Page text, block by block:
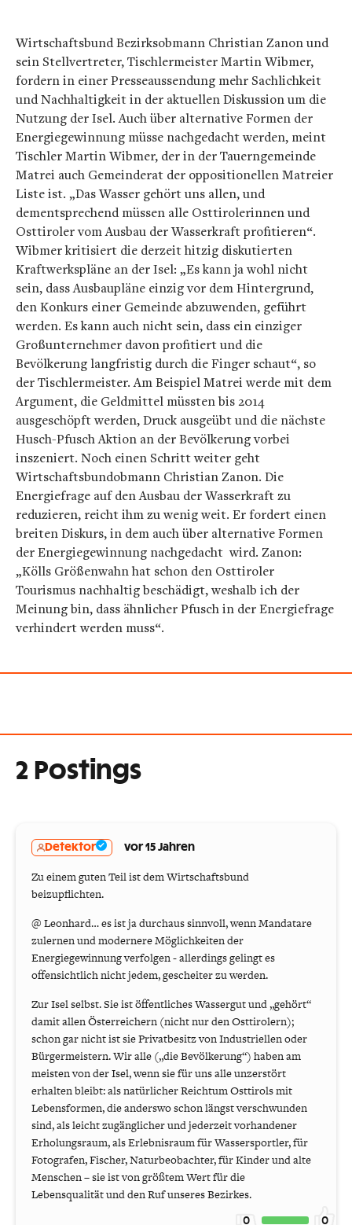
Wirtschaftsbund Bezirksobmann Christian Zanon und
sein Stellvertreter, Tischlermeister Martin Wibmer,
fordern in einer Presseaussendung mehr Sachlichkeit
und Nachhaltigkeit in der aktuellen Diskussion um die
Nutzung der Isel. Auch über alternative Formen der
Energiegewinnung müsse nachgedacht werden, meint
Tischler Martin Wibmer, der in der Tauerngemeinde
Matrei auch Gemeinderat der oppositionellen Matreier
Liste ist. „Das Wasser gehört uns allen, und
dementsprechend müssen alle Osttirolerinnen und
Osttiroler vom Ausbau der Wasserkraft profitieren“.
Wibmer kritisiert die derzeit hitzig diskutierten
Kraftwerkspläne an der Isel: „Es kann ja wohl nicht
sein, dass Ausbaupläne einzig vor dem Hintergrund,
den Konkurs einer Gemeinde abzuwenden, geführt
werden. Es kann auch nicht sein, dass ein einziger
Großunternehmer davon profitiert und die
Bevölkerung langfristig durch die Finger schaut“, so
der Tischlermeister. Am Beispiel Matrei werde mit dem
Argument, die Geldmittel müssten bis 2014
ausgeschöpft werden, Druck ausgeübt und die nächste
Husch-Pfusch Aktion an der Bevölkerung vorbei
inszeniert. Noch einen Schritt weiter geht
Wirtschaftsbundobmann Christian Zanon. Die
Energiefrage auf den Ausbau der Wasserkraft zu
reduzieren, reicht ihm zu wenig weit. Er fordert einen
breiten Diskurs, in dem auch über alternative Formen
der Energiegewinnung nachgedacht wird. Zanon:
„Kölls Größenwahn hat schon den Osttiroler
Tourismus nachhaltig beschädigt, weshalb ich der
Meinung bin, dass ähnlicher Pfusch in der Energiefrage
verhindert werden muss“.
2 Postings
Detektor vor 15 Jahren
Zu einem guten Teil ist dem Wirtschaftsbund
beizupflichten.
@ Leonhard… es ist ja durchaus sinnvoll, wenn Mandatare
zulernen und modernere Möglichkeiten der
Energiegewinnung verfolgen - allerdings gelingt es
offensichtlich nicht jedem, gescheiter zu werden.
Zur Isel selbst. Sie ist öffentliches Wassergut und „gehört“
damit allen Österreichern (nicht nur den Osttirolern);
schon gar nicht ist sie Privatbesitz von Industriellen oder
Bürgermeistern. Wir alle („die Bevölkerung“) haben am
meisten von der Isel, wenn sie für uns alle unzerstört
erhalten bleibt: als natürlicher Reichtum Osttirols mit
Lebensformen, die anderswo schon längst verschwunden
sind, als leicht zugänglicher und jederzeit vorhandener
Erholungsraum, als Erlebnisraum für Wassersportler, für
Fotografen, Fischer, Naturbeobachter, für Kinder und alte
Menschen – sie ist von größtem Wert für die
Lebensqualität und den Ruf unseres Bezirkes.
0 0